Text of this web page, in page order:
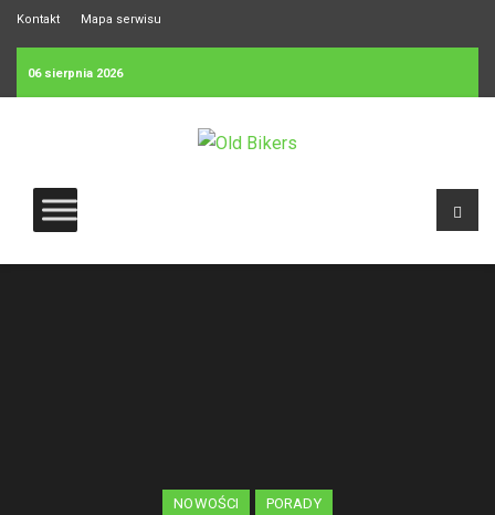
Kontakt Mapa serwisu
06 sierpnia 2026
NOWOŚCI PORADY